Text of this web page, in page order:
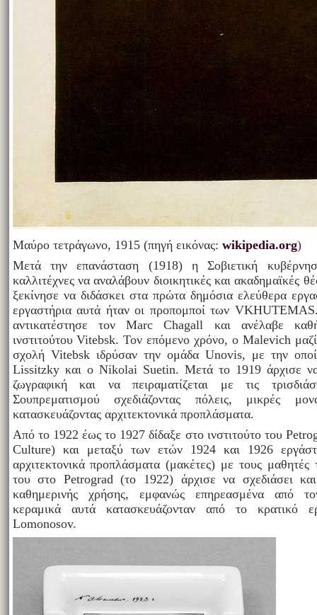
Mαύρο τετράγωνο, 1915 (πηγή εικόνας: wikipedia.org)
Μετά την επανάσταση (1918) η Σοβιετική
καλλιτέχνες να αναλάβουν διοικητικές και ακαδημαϊκές
ξεκίνησε να διδάσκει στα πρώτα δημόσια ελεύθερα
εργαστήρια αυτά ήταν οι προπομποί των
αντικατέστησε τον Marc Chagall και ανέλαβε
ινστιτούτου Vitebsk. Τον επόμενο χρόνο, ο Malevich
σχολή Vitebsk ιδρύσαν την ομάδα Unοvis, με την
Lissitzky και ο Nikolai Suetin. Μετά το 1919 άρχισε
ζωγραφική και να πειραματίζεται με τις
Σουπρεματισμού σχεδιάζοντας πόλεις, μικρές
κατασκευάζοντας αρχιτεκτονικά προπλάσματα.
Από το 1922 έως το 1927 δίδαξε στο ινστιτούτο του
Culture) και μεταξύ των ετών 1924 και 1926
αρχιτεκτονικά προπλάσματα (μακέτες) με τους
του στο Petrograd (το 1922) άρχισε να σχεδιάσει και
καθημερινής χρήσης, εμφανώς επηρεασμένα από
κεραμικά αυτά κατασκευάζονταν από το κρατικό
Lomonοsov.